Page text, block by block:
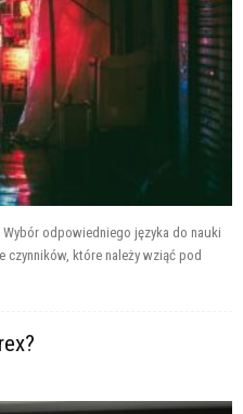
odpowiedniego języka do nauki
czynników, które należy wziąć pod